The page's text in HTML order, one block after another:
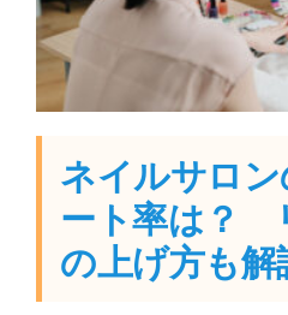
ネイルサロ
ート率は？
の上げ方も解